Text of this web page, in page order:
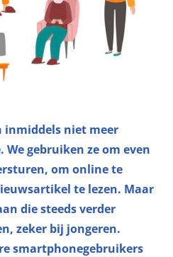
inmiddels niet meer
gebruiken ze om even
om online te
te lezen. Maar
die steeds verder
zeker bij jongeren.
smartphonegebruikers